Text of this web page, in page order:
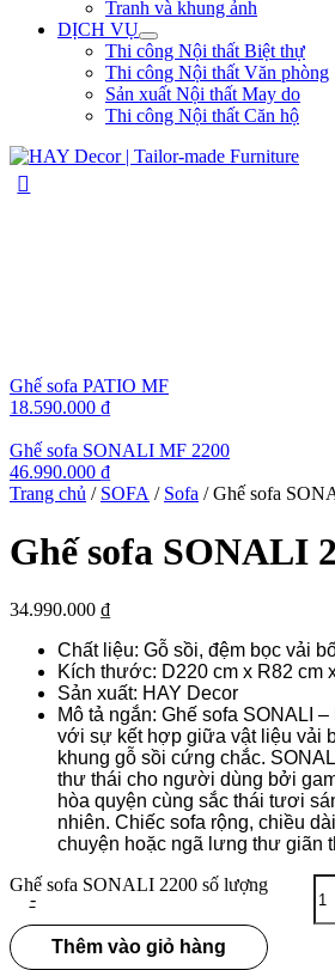
Tranh và khung ảnh
DỊCH VỤ
Thi công Nội thất Biệt thự
Thi công Nội thất Văn phòng
Sản xuất Nội thất May do
Thi công Nội thất Căn hộ
Ghế sofa PATIO MF
18.590.000 ₫
Ghế sofa SONALI MF 2200
46.990.000 ₫
Trang chủ / SOFA / Sofa / Ghế sofa
Ghế sofa SONALI
34.990.000 ₫
Chất liệu: Gỗ sồi, đệm bọc vải
Kích thước: D220 cm x R82 cm
Sản xuất: HAY Decor
Mô tả ngắn: Ghế sofa SONALI
với sự kết hợp giữa vật liệu vải
khung gỗ sồi cứng chắc.
thư thái cho người dùng bởi
hòa quyện cùng sắc thái tươi
nhiên. Chiếc sofa rộng, chiều
chuyện hoặc ngã lưng thư giãn
-
Ghế sofa SONALI 2200 số lượng
Thêm vào giỏ hàng